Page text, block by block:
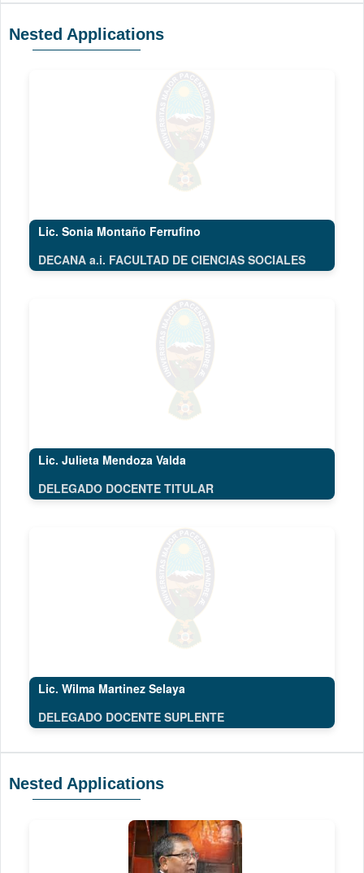
Nested Applications
Lic. Sonia Montaño Ferrufino
DECANA a.i. FACULTAD DE CIENCIAS SOCIALES
Lic. Julieta Mendoza Valda
DELEGADO DOCENTE TITULAR
Lic. Wilma Martinez Selaya
DELEGADO DOCENTE SUPLENTE
Nested Applications